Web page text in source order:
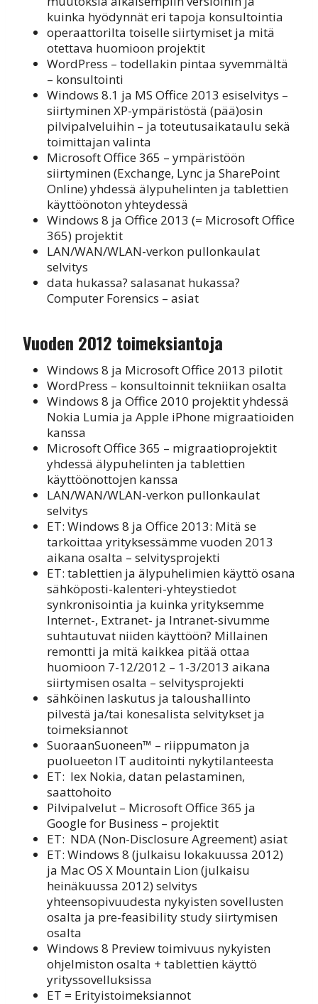
kuinka hyödynnät eri tapoja konsultointia
operaattorilta toiselle siirtymiset ja mitä
otettava huomioon projektit
WordPress – todellakin pintaa syvemmältä
– konsultointi
Windows 8.1 ja MS Office 2013 esiselvitys –
siirtyminen XP-ympäristöstä (pää)osin
pilvipalveluihin – ja toteutusaikataulu sekä
toimittajan valinta
Microsoft Office 365 – ympäristöön
siirtyminen (Exchange, Lync ja SharePoint
Online) yhdessä älypuhelinten ja tablettien
käyttöönoton yhteydessä
Windows 8 ja Office 2013 (= Microsoft Office
365) projektit
LAN/WAN/WLAN-verkon pullonkaulat
selvitys
data hukassa? salasanat hukassa?
Computer Forensics – asiat
Vuoden 2012 toimeksiantoja
Windows 8 ja Microsoft Office 2013 pilotit
WordPress – konsultoinnit tekniikan osalta
Windows 8 ja Office 2010 projektit yhdessä
Nokia Lumia ja Apple iPhone migraatioiden
kanssa
Microsoft Office 365 – migraatioprojektit
yhdessä älypuhelinten ja tablettien
käyttöönottojen kanssa
LAN/WAN/WLAN-verkon pullonkaulat
selvitys
ET: Windows 8 ja Office 2013: Mitä se
tarkoittaa yrityksessämme vuoden 2013
aikana osalta – selvitysprojekti
ET: tablettien ja älypuhelimien käyttö osana
sähköposti-kalenteri-yhteystiedot
synkronisointia ja kuinka yrityksemme
Internet-, Extranet- ja Intranet-sivumme
suhtautuvat niiden käyttöön? Millainen
remontti ja mitä kaikkea pitää ottaa
huomioon 7-12/2012 – 1-3/2013 aikana
siirtymisen osalta – selvitysprojekti
sähköinen laskutus ja taloushallinto
pilvestä ja/tai konesalista selvitykset ja
toimeksiannot
SuoraanSuoneen™ – riippumaton ja
puolueeton IT auditointi nykytilanteesta
ET: lex Nokia, datan pelastaminen,
saattohoito
Pilvipalvelut – Microsoft Office 365 ja
Google for Business – projektit
ET: NDA (Non-Disclosure Agreement) asiat
ET: Windows 8 (julkaisu lokakuussa 2012)
ja Mac OS X Mountain Lion (julkaisu
heinäkuussa 2012) selvitys
yhteensopivuudesta nykyisten sovellusten
osalta ja pre-feasibility study siirtymisen
osalta
Windows 8 Preview toimivuus nykyisten
ohjelmiston osalta + tablettien käyttö
yrityssovelluksissa
ET = Erityistoimeksiannot